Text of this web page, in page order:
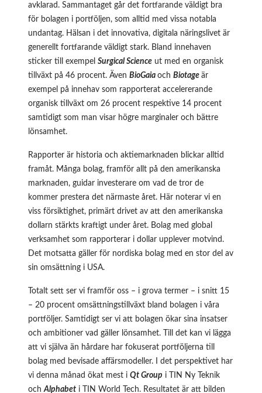
avklarad. Sammantaget går det fortfarande väldigt bra
för bolagen i portföljen, som alltid med vissa notabla
undantag. Hälsan i det innovativa, digitala näringslivet är
generellt fortfarande väldigt stark. Bland innehaven
sticker till exempel Surgical Science ut med en organisk
tillväxt på 46 procent. Även BioGaia och Biotage är
exempel på innehav som rapporterat accelererande
organisk tillväxt om 26 procent respektive 14 procent
samtidigt som man visar högre marginaler och bättre
lönsamhet.
Rapporter är historia och aktiemarknaden blickar alltid
framåt. Många bolag, framför allt på den amerikanska
marknaden, guidar investerare om vad de tror de
kommer prestera det närmaste året. Här noterar vi en
viss försiktighet, primärt drivet av att den amerikanska
dollarn stärkts kraftigt under året. Bolag med global
verksamhet som rapporterar i dollar upplever motvind.
Det motsatta gäller för nordiska bolag med en stor del av
sin omsättning i USA.
Totalt sett ser vi framför oss – i grova termer – i snitt 15
– 20 procent omsättningstillväxt bland bolagen i våra
portföljer. Samtidigt ser vi att bolagen ökar sina insatser
och ambitioner vad gäller lönsamhet. Till det kan vi lägga
att vi själva än hårdare har fokuserat portföljerna till
bolag med bevisade affärsmodeller. I det perspektivet har
vi denna månad ökat mest i Qt Group i TIN Ny Teknik
och Alphabet i TIN World Tech. Resultatet är att bilden